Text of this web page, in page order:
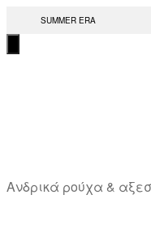
Μετάβαση
στο
περιεχόμενο
SUMMER ERA
Ανδρικά ρούχα &